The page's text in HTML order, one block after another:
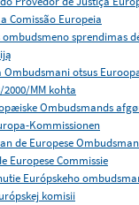
Comissão Europeia
ombudsmeno sprendimas
Ombudsmani otsus
MM kohta
Ombudsmands
Kommissionen
de Europese
Europese Commissie
Európskeho
komisii